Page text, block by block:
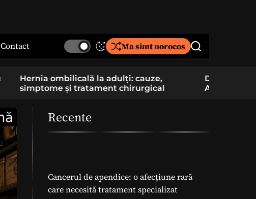
Contact
S
t
c
o
l
o
d
e
Ma simt norocos
S
De la pasiune la cercetare aplicată: un elev
Am School construiește și pregătește
Recente
Cancerul de apendice: o afecțiune rară
care necesită tratament specializat